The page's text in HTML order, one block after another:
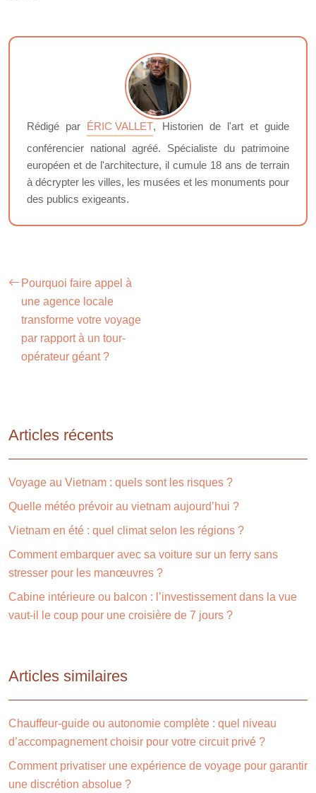
Rédigé par ÉRIC VALLET, Historien de l'art et guide
conférencier national agréé. Spécialiste du patrimoine
européen et de l'architecture, il cumule 18 ans de terrain
à décrypter les villes, les musées et les monuments pour
des publics exigeants.
Pourquoi faire appel à
une agence locale
transforme votre voyage
par rapport à un tour-
opérateur géant ?
Articles récents
Voyage au Vietnam : quels sont les risques ?
Quelle météo prévoir au vietnam aujourd’hui ?
Vietnam en été : quel climat selon les régions ?
Comment embarquer avec sa voiture sur un ferry sans
stresser pour les manœuvres ?
Cabine intérieure ou balcon : l’investissement dans la vue
vaut-il le coup pour une croisière de 7 jours ?
Articles similaires
Chauffeur-guide ou autonomie complète : quel niveau
d’accompagnement choisir pour votre circuit privé ?
Comment privatiser une expérience de voyage pour garantir
une discrétion absolue ?